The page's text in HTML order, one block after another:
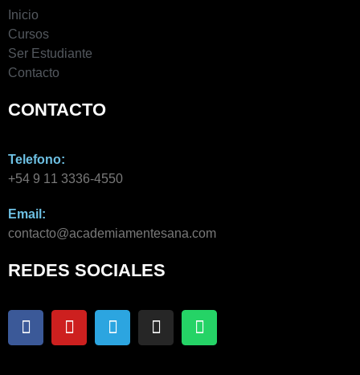
Inicio
Cursos
Ser Estudiante
Contacto
CONTACTO
Telefono:
+54 9 11 3336-4550​
Email:
contacto@academiamentesana.com​
REDES SOCIALES
F
a
Y
o
T
e
I
n
W
h